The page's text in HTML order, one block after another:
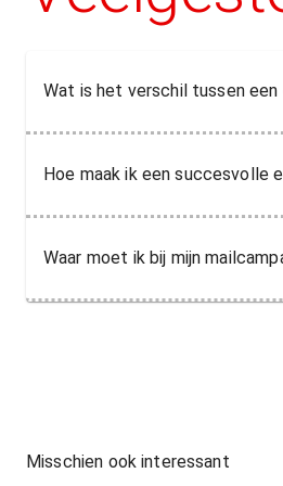
Wat is het verschil tussen
Hoe maak ik een succesvolle
Waar moet ik bij mijn
Misschien ook interessant